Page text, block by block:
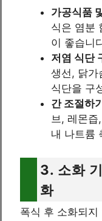
가공식품
식은 염분
이 좋습니
저염 식단
생선, 닭가
식단을 구
간 조절하
브, 레몬즙
내 나트륨
3. 소화
화
폭식 후 소화되